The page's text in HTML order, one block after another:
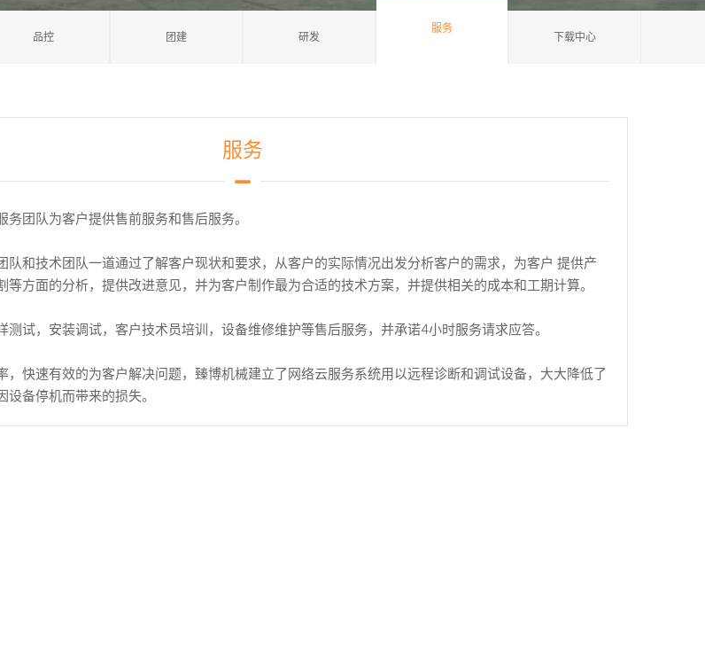
品控 团建 研发
服务
下载中心
焊接机 振动摩擦焊接机ZB-650LS
服务
务团队为客户提供售前服务和售后服务。
队和技术团队一道通过了解客户现状和要求，从客户的实际情况出发分析客户的需求，为客户 提供产
等方面的分析，提供改进意见，并为客户制作最为合适的技术方案，并提供相关的成本和工期计算。
测试，安装调试，客户技术员培训，设备维修维护等售后服务，并承诺4小时服务请求应答。
，快速有效的为客户解决问题，臻博机械建立了网络云服务系统用以远程诊断和调试设备，大大降低了
备停机而带来的损失。